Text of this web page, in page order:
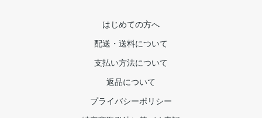
はじめての方へ
配送・送料について
支払い方法について
返品について
プライバシーポリシー